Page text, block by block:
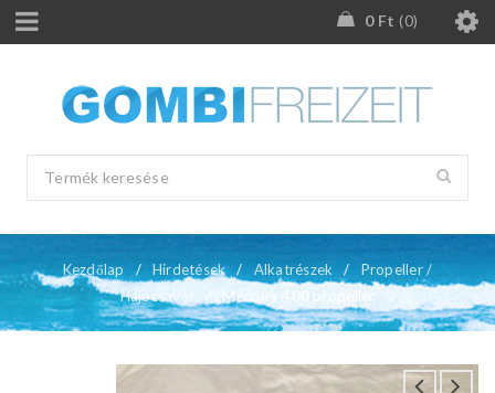
0 Ft 0
Kezdőlap / Hirdetések / Alkatrészek /
Propeller /
Hajócsavar
/ Mercury 400 propeller